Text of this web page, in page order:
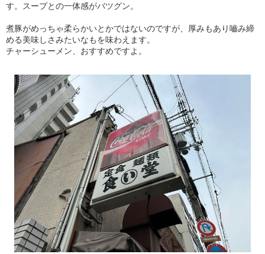
す。スープとの一体感がバツグン。
煮豚がめっちゃ柔らかいとかではないのですが、厚みもあり嚙み締
める美味しさみたいなもを味わえます。
チャーシューメン、おすすめですよ。